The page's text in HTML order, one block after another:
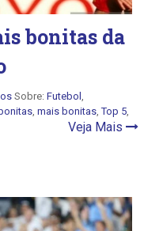
bonitas da
Sobre: Futebol
mais bonitas ,Top 5
Veja Mais